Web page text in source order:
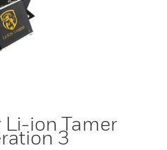
Li-ion Tamer
3